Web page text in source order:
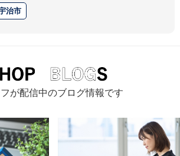
治市
が配信中のブログ情報です